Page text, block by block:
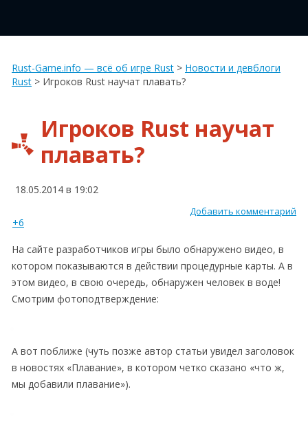
Rust-Game.info — всё об игре Rust > Новости и девблоги
Rust > Игроков Rust научат плавать?
Игроков Rust научат
плавать?
18.05.2014 в 19:02
Добавить комментарий
+6
На сайте разработчиков игры было обнаружено видео, в
котором показываются в действии процедурные карты. А в
этом видео, в свою очередь, обнаружен человек в воде!
Смотрим фотоподтверждение:
А вот поближе (чуть позже автор статьи увидел заголовок
в новостях «Плавание», в котором четко сказано «что ж,
мы добавили плавание»).